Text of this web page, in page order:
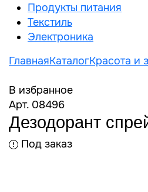
Продукты питания
Текстиль
Электроника
ГлавнаяКаталогКрасота и
В избранное
Арт. 08496
Дезодорант
Под заказ